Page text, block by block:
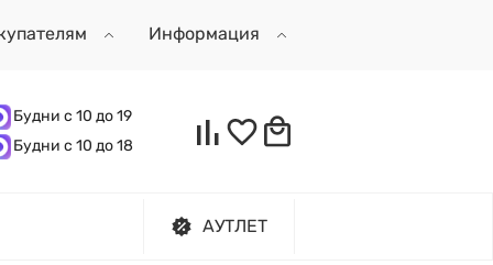
Информация
Будни с 10 до 19
Будни с 10 до 18
АУТЛЕТ